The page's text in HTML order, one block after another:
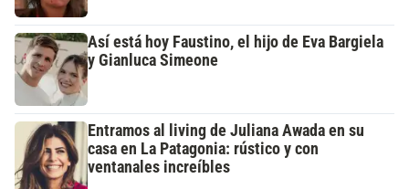
Así está hoy Faustino, el hijo de Eva Bargiela
y Gianluca Simeone
Entramos al living de Juliana Awada en su
casa en La Patagonia: rústico y con
ventanales increíbles